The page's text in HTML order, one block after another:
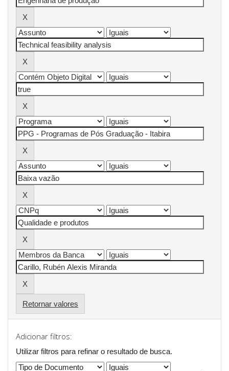
Retornar valores
Adicionar filtros:
Utilizar filtros para refinar o resultado de busca.